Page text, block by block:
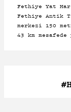
Fethiye Yat
Fethiye Antik
merkezi 150
43 km